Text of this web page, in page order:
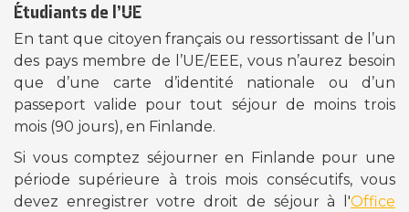
Étudiants de l’UE
En tant que citoyen français ou ressortissant de l’un
des pays membre de l’UE/EEE, vous n’aurez besoin
que d’une carte d’identité nationale ou d’un
passeport valide pour tout séjour de moins trois
mois (90 jours), en Finlande.
Si vous comptez séjourner en Finlande pour une
période supérieure à trois mois consécutifs, vous
devez enregistrer votre droit de séjour à l'Office